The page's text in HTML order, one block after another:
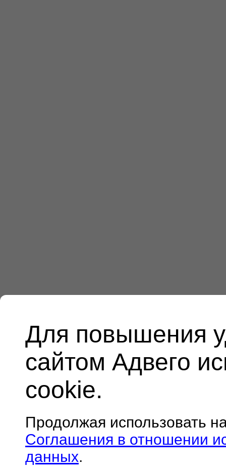
Для повышения
сайтом Адвего
cookie.
Продолжая использовать
Соглашения в отношении
данных.